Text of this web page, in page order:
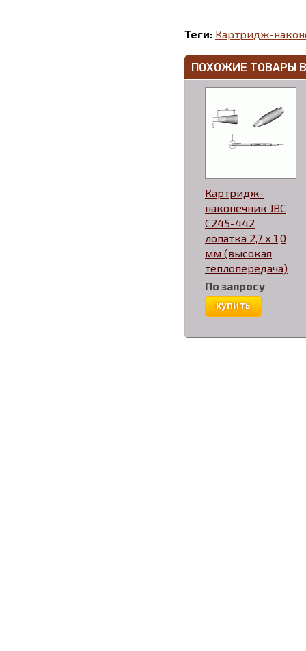
Теги: Картридж-
ПОХОЖИЕ ТОВАРЫ
Картридж-
наконечник JBC
C245-442
лопатка 2,7 х 1,0
мм (высокая
теплопередача)
По запросу
купить